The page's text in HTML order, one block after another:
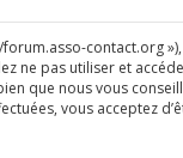
contact.org
ne pas utiliser et
que nous vous
vous acceptez